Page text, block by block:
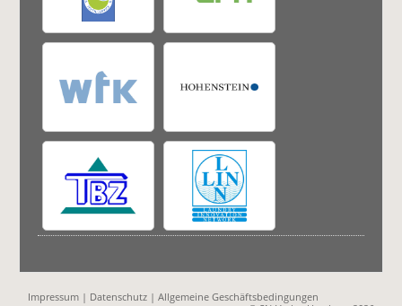
Impressum | Datenschutz |Allgemeine Geschäftsbedingungen